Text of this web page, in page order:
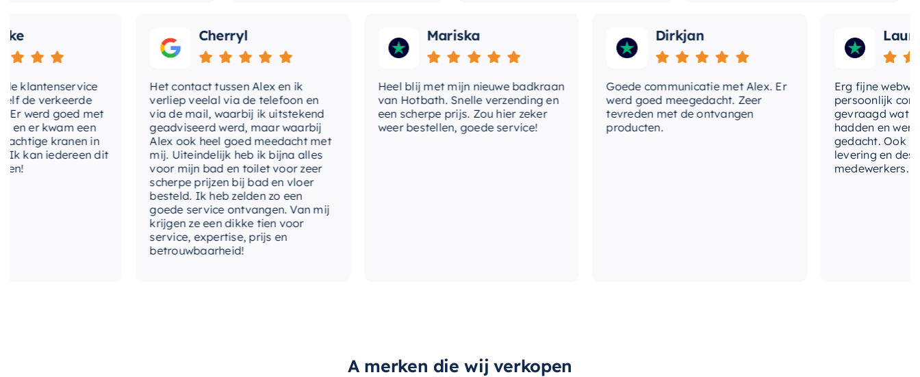
verkeerde
goed met
kwam een
kranen in
iedereen dit
Cherryl
Het contact tussen Alex en ik
verliep veelal via de telefoon en
via de mail, waarbij ik uitstekend
geadviseerd werd, maar waarbij
Alex ook heel goed meedacht met
mij. Uiteindelijk heb ik bijna alles
voor mijn bad en toilet voor zeer
scherpe prijzen bij bad en vloer
besteld. Ik heb zelden zo een
goede service ontvangen. Van mij
krijgen ze een dikke tien voor
service, expertise, prijs en
betrouwbaarheid!
Mariska
Heel blij met mijn nieuwe badkraan
van Hotbath. Snelle verzending en
een scherpe prijs. Zou hier zeker
weer bestellen, goede service!
Dirkjan
Goede communicatie met Alex. Er
werd goed meegedacht. Zeer
tevreden met de ontvangen
producten.
Laura
Erg fijne webwinkel,
persoonlijk contact
gevraagd wat we
hadden en werd met
gedacht. Ook in de
levering en
medewerkers. Wij
A merken die wij verkopen